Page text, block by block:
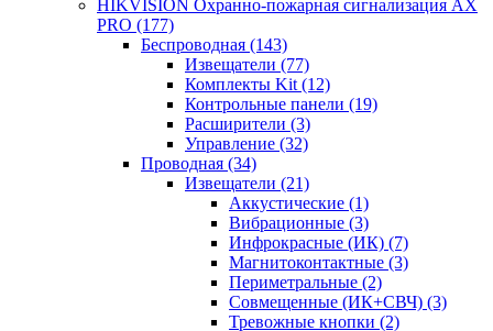
HIKVISION Охранно-пожарная сигнализация AX
PRO (177)
Беспроводная (143)
Извещатели (77)
Комплекты Kit (12)
Контрольные панели (19)
Расширители (3)
Управление (32)
Проводная (34)
Извещатели (21)
Аккустические (1)
Вибрационные (3)
Инфрокрасные (ИК) (7)
Магнитоконтактные (3)
Периметральные (2)
Совмещенные (ИК+СВЧ) (3)
Тревожные кнопки (2)